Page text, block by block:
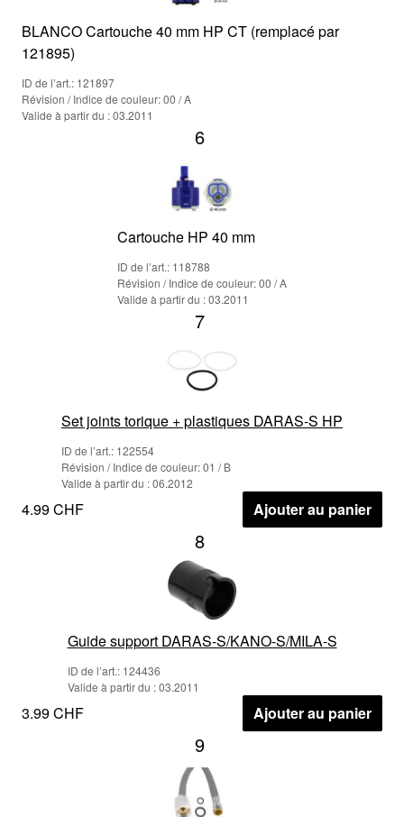
BLANCO Cartouche 40 mm HP CT (remplacé par
121895)
ID de l’art.: 121897
Révision / Indice de couleur: 00 / A
Valide à partir du : 03.2011
6
Cartouche HP 40 mm
ID de l’art.: 118788
Révision / Indice de couleur: 00 / A
Valide à partir du : 03.2011
7
Set joints torique + plastiques DARAS-S HP
ID de l’art.: 122554
Révision / Indice de couleur: 01 / B
Valide à partir du : 06.2012
4.99 CHF Ajouter au panier
8
Guide support DARAS-S/KANO-S/MILA-S
ID de l’art.: 124436
Valide à partir du : 03.2011
3.99 CHF Ajouter au panier
9